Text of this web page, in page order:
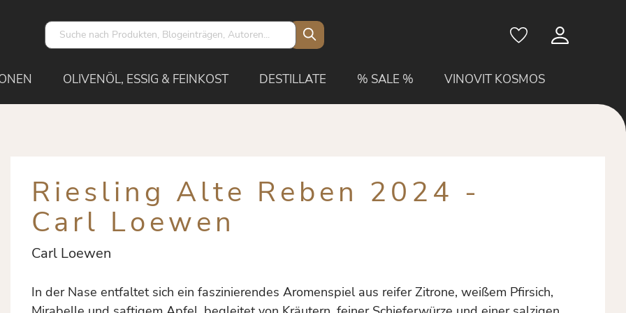
OLIVENÖL, ESSIG & FEINKOST DESTILLATE % SALE % VINOVIT KOSMOS
Riesling Alte Reben 2024 -
Carl Loewen
Carl Loewen
In der Nase entfaltet sich ein faszinierendes Aromenspiel aus reifer Zitrone, weißem Pfirsich,